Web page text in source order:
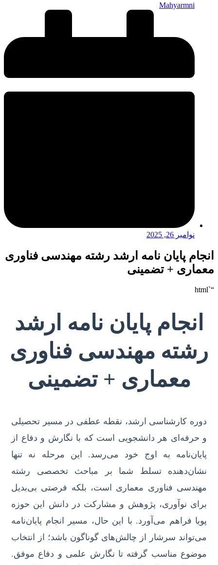
Mahyarmni
نوامبر 26, 2025
انجام پایان نامه ارشد رشته مهندسی فناوری
معماری + تضمینی
“`html
انجام پایان نامه ارشد
رشته مهندسی فناوری
معماری + تضمینی
دوره کارشناسی ارشد، نقطه عطفی در مسیر تحصیلی
و حرفه‌ای هر دانشجویی است که با نگارش و دفاع از
پایان‌نامه به اوج خود می‌رسد. این مرحله نه تنها
نشان‌دهنده تسلط شما بر مباحث تخصصی رشته
مهندسی فناوری معماری است، بلکه فرصتی بی‌بدیل
برای نوآوری، پژوهش و مشارکت در دانش این حوزه
پویا فراهم می‌آورد. با این حال، مسیر انجام پایان‌نامه
می‌تواند سرشار از چالش‌های گوناگون باشد؛ از انتخاب
موضوع مناسب گرفته تا نگارش علمی و دفاع موفق.